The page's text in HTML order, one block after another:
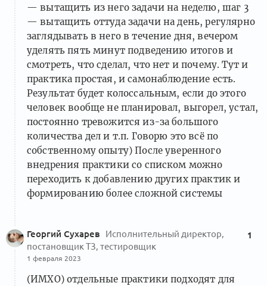
— вытащить из него задачи на неделю, шаг 3
— вытащить оттуда задачи на день, регулярно
заглядывать в него в течение дня, вечером
уделять пять минут подведению итогов и
смотреть, что сделал, что нет и почему. Тут и
практика простая, и самонаблюдение есть.
Результат будет колоссальным, если до этого
человек вообще не планировал, выгорел, устал,
постоянно тревожится из-за большого
количества дел и т.п. Говорю это всё по
собственному опыту) После уверенного
внедрения практики со списком можно
переходить к добавлению других практик и
формированию более сложной системы
Георгий Сухарев
Исполнительный директор,
постановщик ТЗ, тестировщик
1 февраля 2023
1
(ИМХО) отдельные практики подходят для